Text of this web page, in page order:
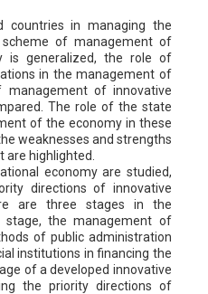
countries in managing the
of management of
is generalized, the role of
in the management of
of innovative
The role of the state
of the economy in these
weaknesses and strengths
highlighted.
economy are studied,
directions of innovative
are three stages in the
stage, the management of
of public administration
institutions in financing the
of a developed innovative
the priority directions of